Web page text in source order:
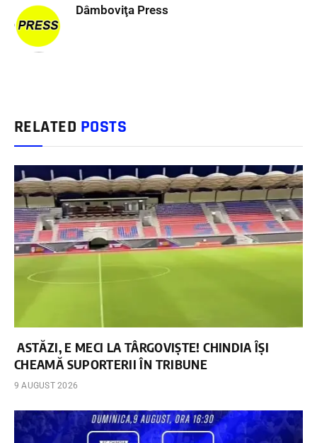
Dâmboviţa Press
RELATED POSTS
ASTĂZI, E MECI LA TÂRGOVIȘTE! CHINDIA ÎȘI
CHEAMĂ SUPORTERII ÎN TRIBUNE
9 AUGUST 2026